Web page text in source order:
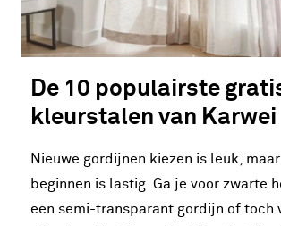
De 10 populairste
kleurstalen van Karwei
Nieuwe gordijnen kiezen is leuk,
beginnen is lastig. Ga je voor zwarte
een semi-transparant gordijn of toch